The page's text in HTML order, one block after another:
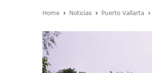
Juan
Home Noticias Puerto Vallarta